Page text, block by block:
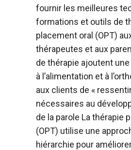
fournir les meilleures
formations et outils de
placement oral (OPT)
thérapeutes et aux
de thérapie ajoutent
à l’alimentation et à
aux clients de «
nécessaires au
de la parole La thérapie
(OPT) utilise une
hiérarchie pour